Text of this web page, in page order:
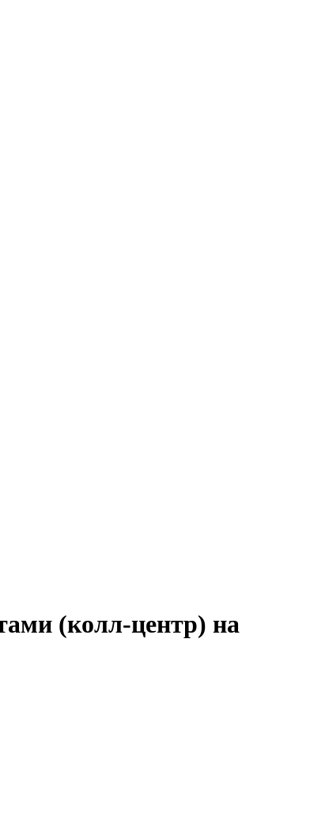
(колл-центр) на